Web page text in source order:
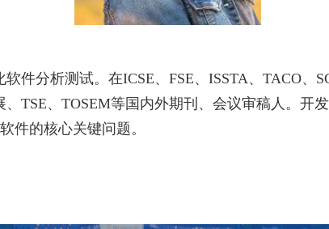
软件分析测试。在ICSE、 FSE、 ISSTA、 TACO、
TSE、 TOSEM等国内外期刊、会议审稿人。开
件的核心关键问题。